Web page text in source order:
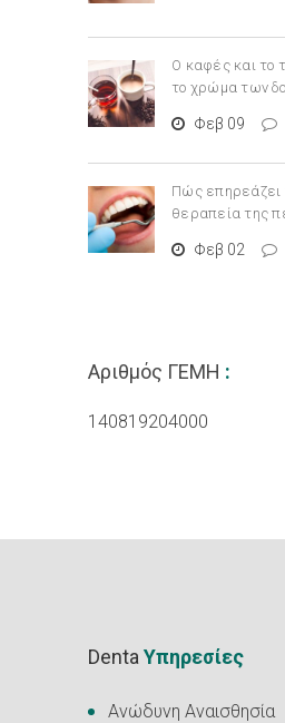
Ο καφές και το
το χρώμα των
Φεβ 09
Πώς επηρεάζει
θεραπεία της
Φεβ 02
Αριθμός ΓΕΜΗ :
140819204000
Denta Υπηρεσίες
Ανώδυνη Αναισθησία